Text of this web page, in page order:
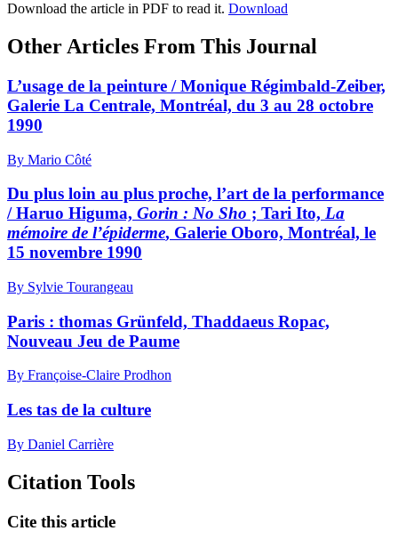
Download the article in PDF to read it. Download
Other Articles From This Journal
L’usage de la peinture / Monique Régimbald-Zeiber,
Galerie La Centrale, Montréal, du 3 au 28 octobre
1990
By Mario Côté
Du plus loin au plus proche, l’art de la performance
/ Haruo Higuma, Gorin : No Sho ; Tari Ito, La
mémoire de l’épiderme, Galerie Oboro, Montréal, le
15 novembre 1990
By Sylvie Tourangeau
Paris : thomas Grünfeld, Thaddaeus Ropac,
Nouveau Jeu de Paume
By Françoise-Claire Prodhon
Les tas de la culture
By Daniel Carrière
Citation Tools
Cite this article